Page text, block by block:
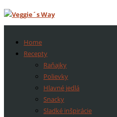
Home
Recepty
Raňajky
Polievky
Hlavné jedlá
Snacky
Sladké inšpirácie